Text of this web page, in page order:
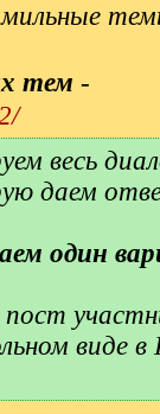
тем -
весь
даем
один
виде